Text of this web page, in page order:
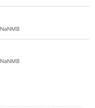
NaNMB
NaNMB